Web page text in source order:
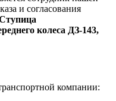
и согласования
колеса ДЗ-143,
компании: